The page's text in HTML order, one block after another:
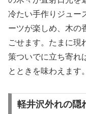
冷たい手作りジュー
ーツが楽しめ、木の
ごせます。たまに現
策ついでに立ち寄れ
とときを味わえます。
軽井沢外れの隠